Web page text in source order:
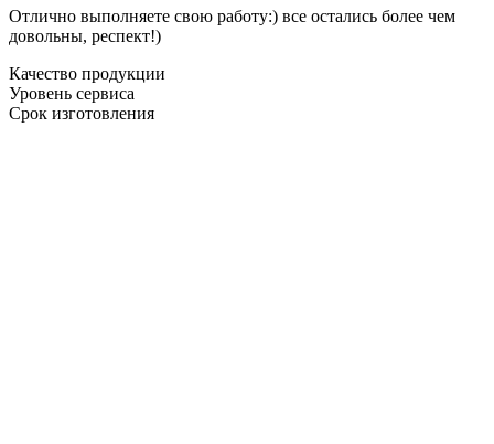
Отлично выполняете свою работу:) все остались более чем
довольны, респект!)
Качество продукции
Уровень сервиса
Срок изготовления